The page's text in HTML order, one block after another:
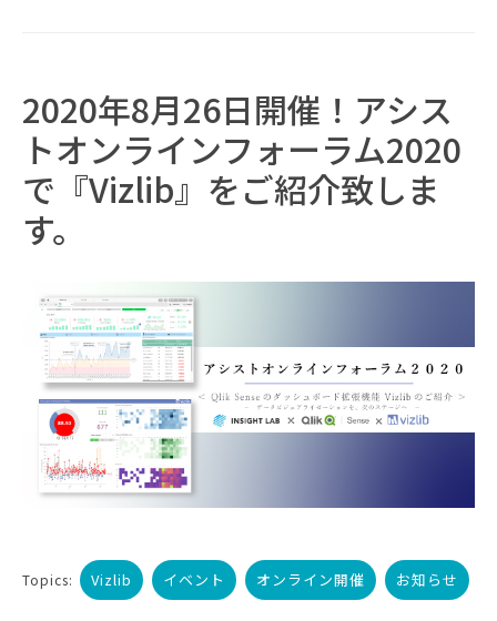
2020年8月26日開催！アシス
トオンラインフォーラム2020
で『Vizlib』をご紹介致しま
す。
Topics: Vizlib イベント オンライン開催 お知らせ